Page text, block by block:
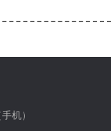
机）